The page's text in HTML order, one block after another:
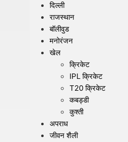
दिल्ली
राजस्थान
बॉलीवुड
मनोरंजन
खेल
क्रिकेट
IPL क्रिकेट
T20 क्रिकेट
कबड्डी
कुश्ती
अपराध
जीवन शैली